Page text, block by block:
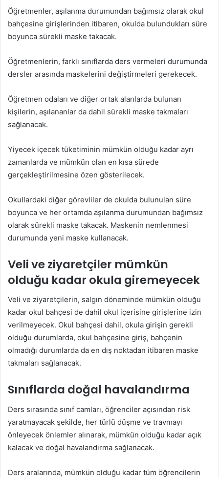
Öğretmenler, aşılanma durumundan bağımsız olarak okul
bahçesine girişlerinden itibaren, okulda bulundukları süre
boyunca sürekli maske takacak.
Öğretmenlerin, farklı sınıflarda ders vermeleri durumunda
dersler arasında maskelerini değiştirmeleri gerekecek.
Öğretmen odaları ve diğer ortak alanlarda bulunan
kişilerin, aşılananlar da dahil sürekli maske takmaları
sağlanacak.
Yiyecek içecek tüketiminin mümkün olduğu kadar ayrı
zamanlarda ve mümkün olan en kısa sürede
gerçekleştirilmesine özen gösterilecek.
Okullardaki diğer görevliler de okulda bulunulan süre
boyunca ve her ortamda aşılanma durumundan bağımsız
olarak sürekli maske takacak. Maskenin nemlenmesi
durumunda yeni maske kullanacak.
Veli ve ziyaretçiler mümkün
olduğu kadar okula giremeyecek
Veli ve ziyaretçilerin, salgın döneminde mümkün olduğu
kadar okul bahçesi de dahil okul içerisine girişlerine izin
verilmeyecek. Okul bahçesi dahil, okula girişin gerekli
olduğu durumlarda, okul bahçesine giriş, bahçenin
olmadığı durumlarda da en dış noktadan itibaren maske
takmaları sağlanacak.
Sınıflarda doğal havalandırma
Ders sırasında sınıf camları, öğrenciler açısından risk
yaratmayacak şekilde, her türlü düşme ve travmayı
önleyecek önlemler alınarak, mümkün olduğu kadar açık
kalacak ve doğal havalandırma sağlanacak.
Ders aralarında, mümkün olduğu kadar tüm öğrencilerin